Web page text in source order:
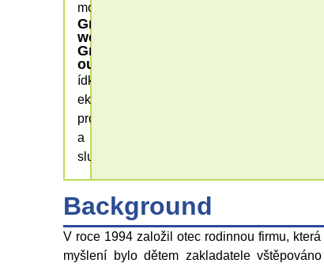
modely
Greening
workplace
Greening
outputs
ídka
ekologických
produktů
a
služeb
Background
V roce 1994 založil otec rodinnou firmu,
myšlení bylo dětem zakladatele